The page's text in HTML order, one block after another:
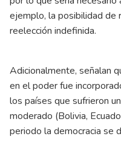
ejemplo, la posibilidad de
reelección indefinida.
Adicionalmente, señalan
en el poder fue
los países que sufrieron
moderado (Bolivia,
periodo la democracia se